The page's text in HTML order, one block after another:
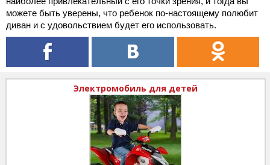
можете быть уверены, что ребенок по-настоящему полюбит
диван и с удовольствием будет его использовать.
Электромобиль для детей